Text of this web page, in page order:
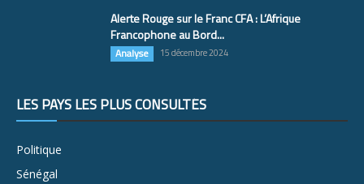
Alerte Rouge sur le Franc CFA : L’Afrique
Francophone au Bord...
Analyse 15 décembre 2024
LES PAYS LES PLUS CONSULTÉS
Politique
Sénégal